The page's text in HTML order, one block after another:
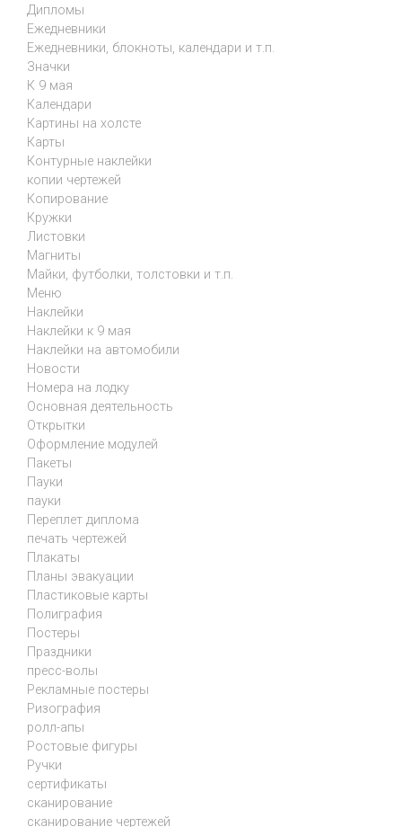
Дипломы
Ежедневники
Ежедневники, блокноты, календари и т.п.
Значки
К 9 мая
Календари
Картины на холсте
Карты
Контурные наклейки
копии чертежей
Копирование
Кружки
Листовки
Магниты
Майки, футболки, толстовки и т.п.
Меню
Наклейки
Наклейки к 9 мая
Наклейки на автомобили
Новости
Номера на лодку
Основная деятельность
Открытки
Оформление модулей
Пакеты
Пауки
пауки
Переплет диплома
печать чертежей
Плакаты
Планы эвакуации
Пластиковые карты
Полиграфия
Постеры
Праздники
пресс-волы
Рекламные постеры
Ризография
ролл-апы
Ростовые фигуры
Ручки
сертификаты
сканирование
сканирование чертежей